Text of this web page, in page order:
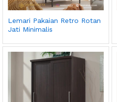
Lemari Pakaian Retro Rotan
Jati Minimalis